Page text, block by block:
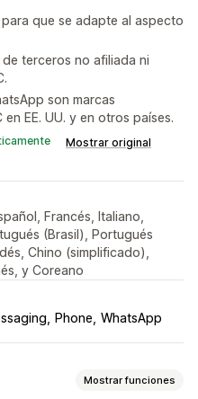
que se adapte al aspecto
terceros no afiliada ni
son marcas
EE. UU. y en otros países.
Mostrar original
Francés, Italiano,
(Brasil), Portugués
Chino (simplificado),
y Coreano
Phone WhatsApp
Mostrar funciones